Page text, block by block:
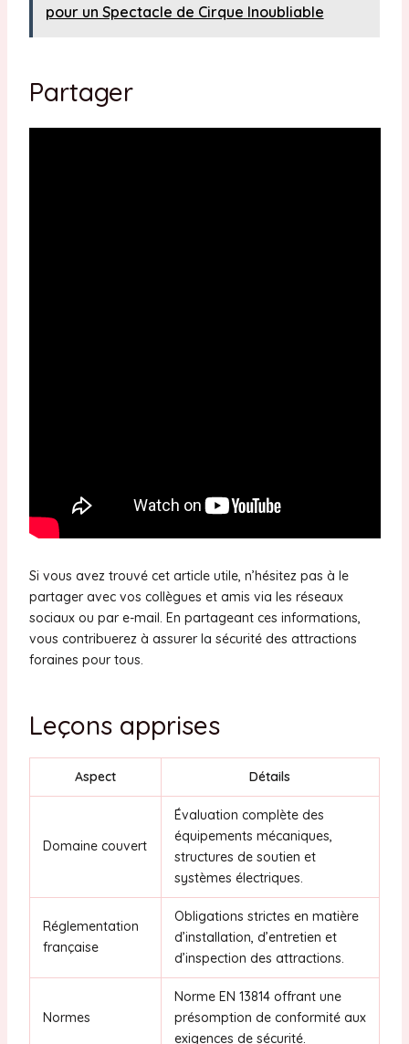
pour un Spectacle de Cirque Inoubliable
Partager
Si vous avez trouvé cet article utile, n’hésitez pas à le
partager avec vos collègues et amis via les réseaux
sociaux ou par e-mail. En partageant ces informations,
vous contribuerez à assurer la sécurité des attractions
foraines pour tous.
Leçons apprises
Aspect Détails
Domaine couvert
Évaluation complète des
équipements mécaniques,
structures de soutien et
systèmes électriques.
Réglementation
française
Obligations strictes en matière
d’installation, d’entretien et
d’inspection des attractions.
Normes
Norme EN 13814 offrant une
présomption de conformité aux
exigences de sécurité.